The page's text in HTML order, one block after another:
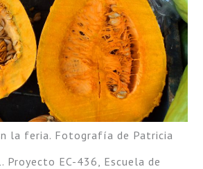
la feria. Fotografía de Patricia
Proyecto EC-436, Escuela de